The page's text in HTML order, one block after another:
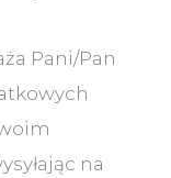
Pani/Pan
na